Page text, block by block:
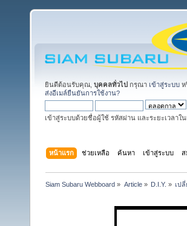
ยินดีต้อนรับคุณ, บุคคลทั่วไป กรุณา เข้าสู่ระบบ ห
ส่งอีเมล์ยืนยันการใช้งาน?
เข้าสู่ระบบด้วยชื่อผู้ใช้ รหัสผ่าน และระยะเวลาใ
หน้าแรก ช่วยเหลือ ค้นหา เข้าสู่ระบบ ส
Siam Subaru Webboard » Article» D.I.Y. » เป